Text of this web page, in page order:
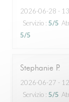
2026-06-28 -
Servizio : 5/5
5/5
Stephanie P
2026-06-27 -
Servizio : 5/5